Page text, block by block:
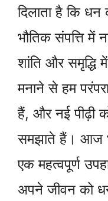
दिलाता है कि
भौतिक संपत्ति में
शांति और समृद्धि
मनाने से हम
हैं, और नई पीढ़ी
समझाते हैं। आज
एक महत्वपूर्ण
अपने जीवन को